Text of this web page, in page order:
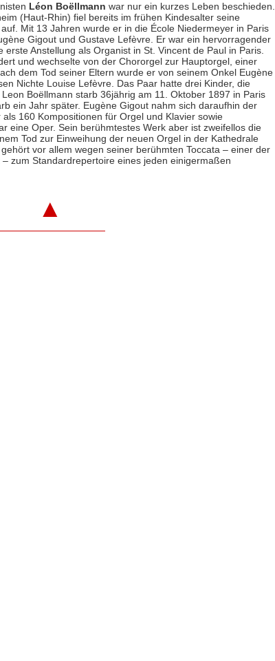
Léon Boëllmann war nur ein kurzes Leben beschieden.
(Haut-Rhin) fiel bereits im frühen Kindesalter seine
Mit 13 Jahren wurde er in die École Niedermeyer in Paris
Gigout und Gustave Lefèvre. Er war ein hervorragender
Anstellung als Organist in St. Vincent de Paul in Paris.
und wechselte von der Chororgel zur Hauptorgel, einer
dem Tod seiner Eltern wurde er von seinem Onkel Eugène
Nichte Louise Lefèvre. Das Paar hatte drei Kinder, die
Boëllmann starb 36jährig am 11. Oktober 1897 in Paris
ein Jahr später. Eugène Gigout nahm sich daraufhin der
160 Kompositionen für Orgel und Klavier sowie
eine Oper. Sein berühmtestes Werk aber ist zweifellos die
Tod zur Einweihung der neuen Orgel in der Kathedrale
vor allem wegen seiner berühmten Toccata – einer der
zum Standardrepertoire eines jeden einigermaßen
▲